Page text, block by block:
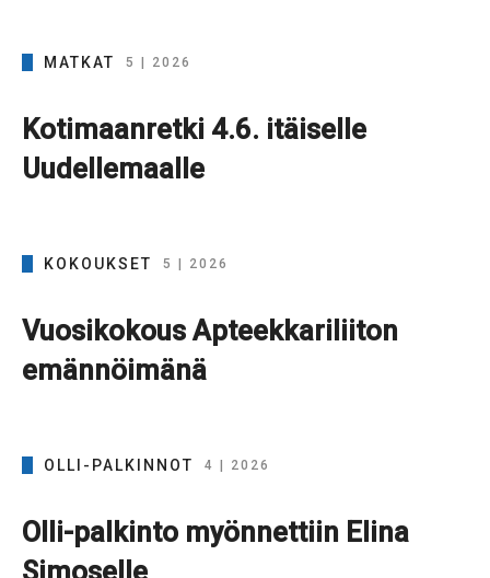
MATKAT 5 | 2026
Kotimaanretki 4.6. itäiselle
Uudellemaalle
KOKOUKSET 5 | 2026
Vuosikokous Apteekkariliiton
emännöimänä
OLLI-PALKINNOT 4 | 2026
Olli-palkinto myönnettiin Elina